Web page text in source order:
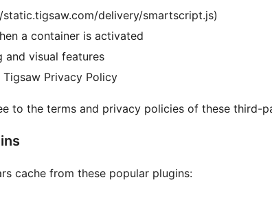
delivery/smartscript.js)
a container is activated
and visual features
Privacy Policy
to the terms and privacy policies of these third-
cache from these popular plugins: